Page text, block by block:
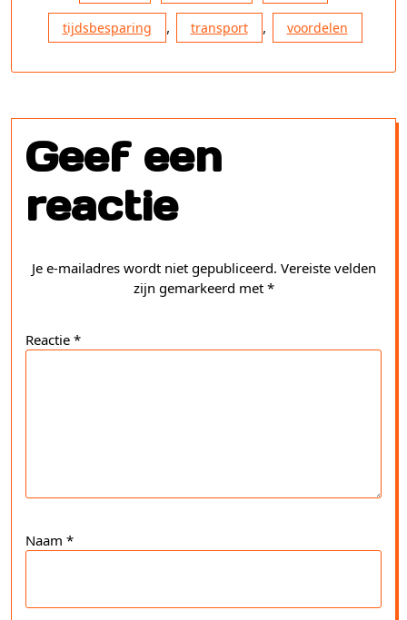
tijdsbesparing , transport , voordelen
Geef een
reactie
Je e-mailadres wordt niet gepubliceerd. Vereiste velden
zijn gemarkeerd met *
Reactie *
Naam *